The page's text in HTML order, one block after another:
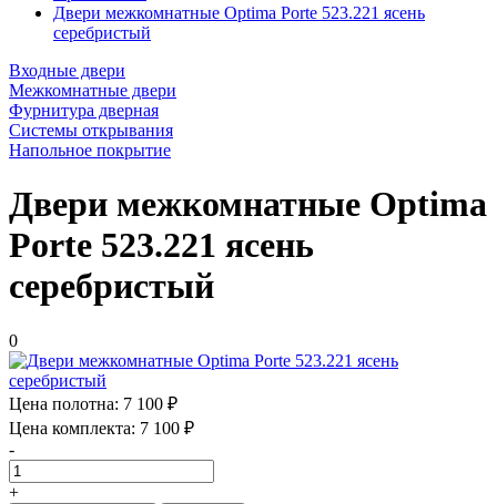
Двери межкомнатные Optima Porte 523.221 ясень
серебристый
Входные двери
Межкомнатные двери
Фурнитура дверная
Системы открывания
Напольное покрытие
Двери межкомнатные Optima
Porte 523.221 ясень
серебристый
0
Цена полотна: 7 100 ₽
Цена комплекта: 7 100 ₽
-
+